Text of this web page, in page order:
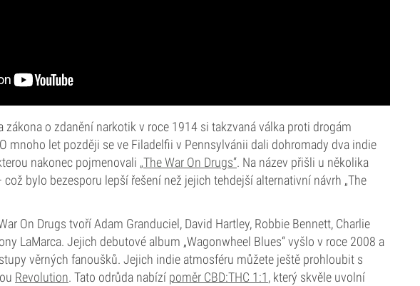
zákona o zdanění narkotik v roce 1914 si takzvaná válka proti drogám
mnoho let později se ve Filadelfii v Pennsylvánii dali dohromady dva indie
nakonec pojmenovali „The War On Drugs“. Na název přišli u několika
což bylo bezesporu lepší řešení než jejich tehdejší alternativní návrh „The
On Drugs tvoří Adam Granduciel, David Hartley, Robbie Bennett, Charlie
LaMarca. Jejich debutové album „Wagonwheel Blues“ vyšlo v roce 2008 a
věrných fanoušků. Jejich indie atmosféru můžete ještě prohloubit s
Revolution. Tato odrůda nabízí poměr CBD:THC 1:1, který skvěle uvolní